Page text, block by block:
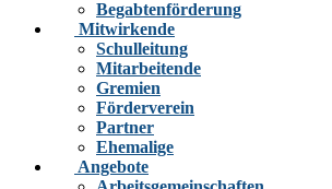
Begabtenförderung
Mitwirkende
Schulleitung
Mitarbeitende
Gremien
Förderverein
Partner
Ehemalige
Angebote